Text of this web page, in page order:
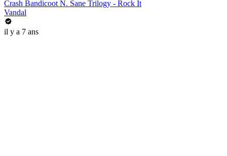
Crash Bandicoot N. Sane Trilogy - Rock It
Vandal
il y a 7 ans